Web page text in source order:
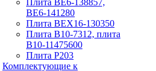
Плита ВЕ6-138857,
ВЕ6-141280
Плита ВЕХ16-130350
Плита В10-7312, плита
В10-11475600
Плита P203
Комплектующие к